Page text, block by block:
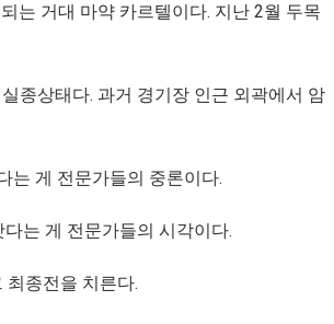
는 거대 마약 카르텔이다. 지난 2월 두목
종상태다. 과거 경기장 인근 외곽에서 암
는 게 전문가들의 중론이다.
는 게 전문가들의 시각이다.
종전을 치른다.